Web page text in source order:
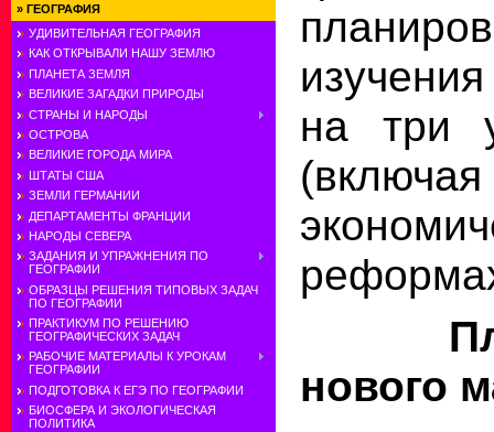
» ГЕОГРАФИЯ
УДИВИТЕЛЬНАЯ ГЕОГРАФИЯ
КАК ОТКРЫВАЛИ НАШУ ЗЕМЛЮ
ПЛАНЕТА ЗЕМЛЯ
ВЕЛИКИЕ ЗАГАДКИ ПРИРОДЫ
СТРАНЫ И НАРОДЫ
ОСТРОВА
ВЕЛИКИЕ ГОРОДА МИРА
ШТАТЫ США
ЗЕМЛИ ГЕРМАНИИ
ДЕПАРТАМЕНТЫ ФРАНЦИИ
НАРОДЫ СЕВЕРА
ЗАДАНИЯ И УПРАЖНЕНИЯ ПО
ГЕОГРАФИИ
ОБРАЗЦЫ РЕШЕНИЯ ТИПОВЫХ ЗАДАЧ
ПО ГЕОГРАФИИ
ПРАКТИКУМ ПО РЕШЕНИЮ
ГЕОГРАФИЧЕСКИХ ЗАДАЧ
РАБОЧИЕ МАТЕРИАЛЫ К УРОКАМ
ГЕОГРАФИИ
ПОДГОТОВКА К ЕГЭ ПО ГЕОГРАФИИ
БИОСФЕРА И ЭКОЛОГИЧЕСКАЯ
ПОЛИТИКА
на три
нового